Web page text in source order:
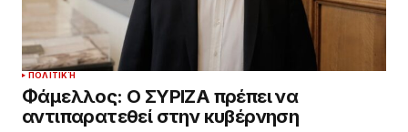
ΠΟΛΙΤΙΚΉ
Φάμελλος: Ο ΣΥΡΙΖΑ πρέπει να
αντιπαρατεθεί στην κυβέρνηση